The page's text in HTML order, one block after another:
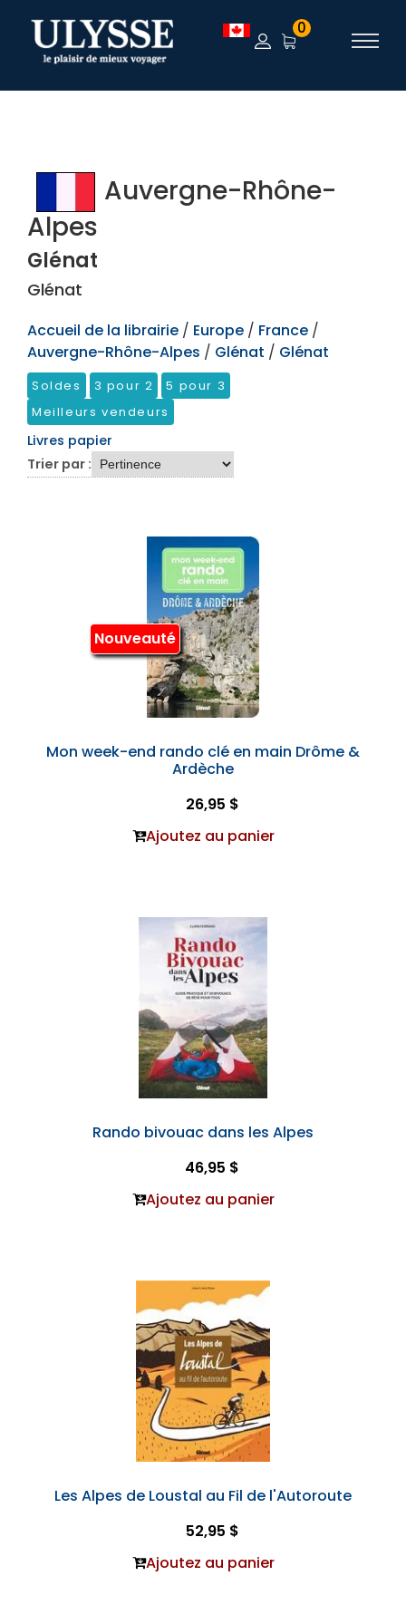
TEST 0
Auvergne-Rhône-
Alpes
Glénat
Glénat
Accueil de la librairie / Europe / France /
Auvergne-Rhône-Alpes / Glénat / Glénat
Soldes 3 pour 2
5 pour 3
Meilleurs vendeurs
Livres papier
Trier par :
Nouveauté
Mon week-end rando clé en main Drôme &
Ardèche
26,95 $
Ajoutez au panier
Rando bivouac dans les Alpes
46,95 $
Ajoutez au panier
Les Alpes de Loustal au Fil de l'Autoroute
52,95 $
Ajoutez au panier